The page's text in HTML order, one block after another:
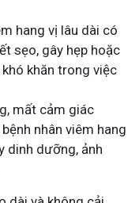
hang vị lâu dài có
sẹo, gây hẹp hoặc
khăn trong việc
mất cảm giác
nhân viêm hang
dinh dưỡng, ảnh